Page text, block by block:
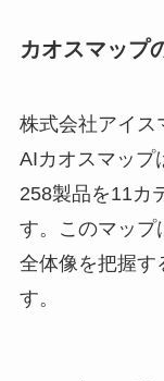
カオスマップ
株式会社アイス
AIカオスマップ
258製品を11カ
す。このマップ
全体像を把握す
す。